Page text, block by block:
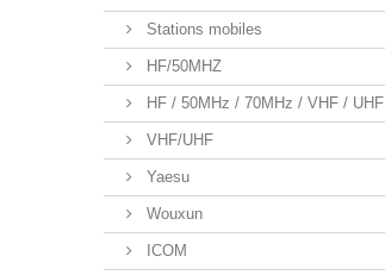
Stations mobiles
HF/50MHZ
HF / 50MHz / 70MHz / VHF / UHF
VHF/UHF
Yaesu
Wouxun
ICOM